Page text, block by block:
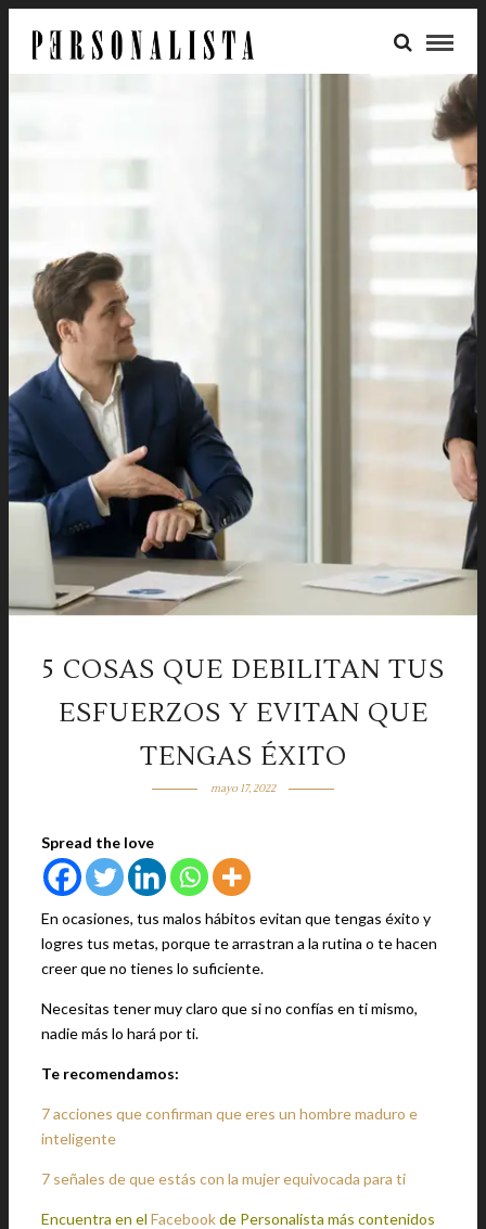
5 COSAS QUE DEBILITAN TUS
ESFUERZOS Y EVITAN QUE
TENGAS ÉXITO
mayo 17, 2022
Spread the love
En ocasiones, tus malos hábitos evitan que tengas éxito y
logres tus metas, porque te arrastran a la rutina o te hacen
creer que no tienes lo suficiente.
Necesitas tener muy claro que si no confías en ti mismo,
nadie más lo hará por ti.
Te recomendamos:
7 acciones que confirman que eres un hombre maduro e
inteligente
7 señales de que estás con la mujer equivocada para ti
Encuentra en el Facebookde Personalista más contenidos